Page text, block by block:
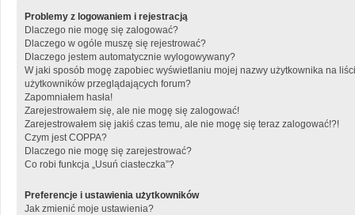
Problemy z logowaniem i rejestracją
Dlaczego nie mogę się zalogować?
Dlaczego w ogóle muszę się rejestrować?
Dlaczego jestem automatycznie wylogowywany?
W jaki sposób mogę zapobiec wyświetlaniu mojej nazwy użytkownika na
użytkowników przeglądających forum?
Zapomniałem hasła!
Zarejestrowałem się, ale nie mogę się zalogować!
Zarejestrowałem się jakiś czas temu, ale nie mogę się teraz zalogować!?!
Czym jest COPPA?
Dlaczego nie mogę się zarejestrować?
Co robi funkcja „Usuń ciasteczka”?
Preferencje i ustawienia użytkowników
Jak zmienić moje ustawienia?